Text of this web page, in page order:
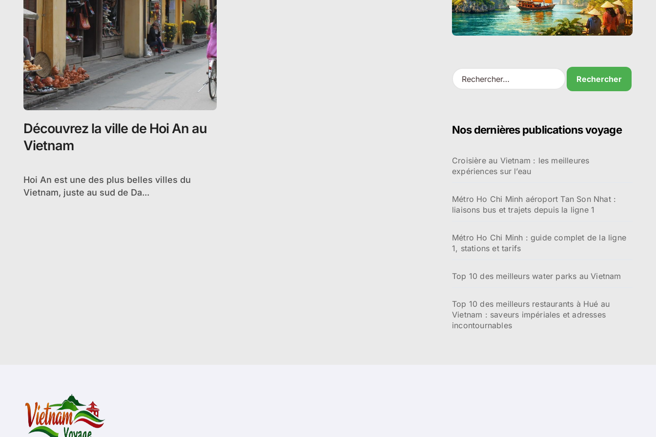
Découvrez la ville de Hoi An au
Vietnam
Hoi An est une des plus belles villes du
Vietnam, juste au sud de Da...
R
e
r
e
r
Nos dernières publications voyage
Croisière au Vietnam : les meilleures
expériences sur l’eau
Métro Ho Chi Minh aéroport Tan Son Nhat :
liaisons bus et trajets depuis la ligne 1
Métro Ho Chi Minh : guide complet de la ligne
1, stations et tarifs
Top 10 des meilleurs water parks au Vietnam
Top 10 des meilleurs restaurants à Hué au
Vietnam : saveurs impériales et adresses
incontournables